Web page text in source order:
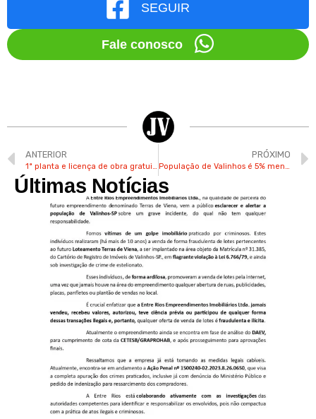
SEGUIR
Fale conosco
ANTERIOR
1ª planta e licença de obra gratuitas são entregues para família de Valinhos
PRÓXIMO
População de Valinhos é 5% menor do que projeção do IBGE
Últimas Notícias